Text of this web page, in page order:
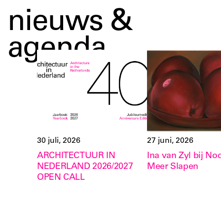
nieuws &
agenda
30 juli, 2026
ARCHITECTUUR IN
NEDERLAND 2026/2027
OPEN CALL
27 juni, 2026
Ina van Zyl bij
Meer Slapen